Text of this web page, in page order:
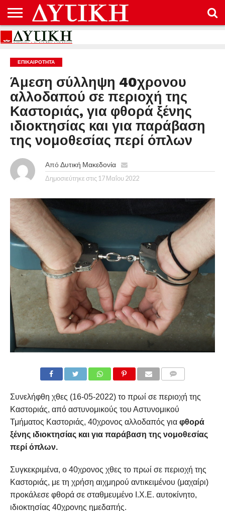
ΑΡΧΙΚΉ
ΕΠΙΚΟΙΝΩΝΊΑ
ΌΡΟΙ
ΠΡΟΣΤΑΣΊΑ
ΔΕΔΟΜΈΝΩΝ
ΕΠΙΚΑΙΡΟΤΗΤΑ
Άμεση σύλληψη 40χρονου
αλλοδαπού σε περιοχή της
Καστοριάς, για φθορά ξένης
ιδιοκτησίας και για παράβαση
της νομοθεσίας περί όπλων
Από Δυτική Μακεδονία
Δημοσιεύτηκε στις 17 Μαΐου 2022
Συνελήφθη χθες (16-05-2022) το πρωί σε περιοχή της
Καστοριάς, από αστυνομικούς του Αστυνομικού
Τμήματος Καστοριάς, 40χρονος αλλοδαπός για φθορά
ξένης ιδιοκτησίας και για παράβαση της νομοθεσίας
περί όπλων.
Συγκεκριμένα, ο 40χρονος χθες το πρωί σε περιοχή της
Καστοριάς, με τη χρήση αιχμηρού αντικειμένου (μαχαίρι)
προκάλεσε φθορά σε σταθμευμένο Ι.Χ.Ε. αυτοκίνητο,
ιδιοκτησίας 40χρονης ημεδαπής.